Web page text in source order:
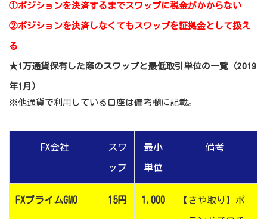
①ポジションを決済するまでスワップに税金がかからない
②ポジションを決済しなくてもスワップを証拠金として扱え
る
★1万通貨保有した際のスワップと最低取引単位の一覧（2019
年1月）
※他通貨で利用している口座は備考欄に記載。
FX会社 スワ
ップ
最小
単位
備考
FXプライムGMO 15円 1,000 【さや取り】ポ